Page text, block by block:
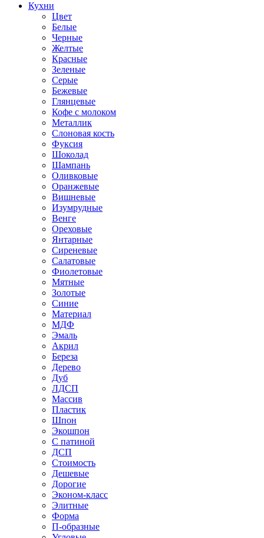
Кухни
Цвет
Белые
Черные
Желтые
Красные
Зеленые
Серые
Бежевые
Глянцевые
Кофе с молоком
Металлик
Слоновая кость
Фуксия
Шоколад
Шампань
Оливковые
Оранжевые
Вишневые
Изумрудные
Венге
Ореховые
Янтарные
Сиреневые
Салатовые
Фиолетовые
Мятные
Золотые
Синие
Материал
МДФ
Эмаль
Акрил
Береза
Дерево
Дуб
ЛДСП
Массив
Пластик
Шпон
Экошпон
С патиной
ДСП
Стоимость
Дешевые
Дорогие
Эконом-класс
Элитные
Форма
П-образные